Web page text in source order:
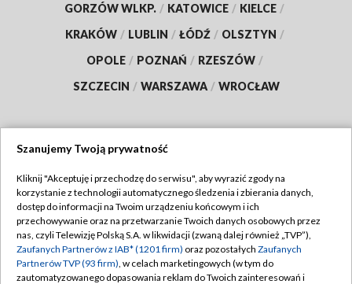
GORZÓW WLKP. / KATOWICE / KIELCE /
KRAKÓW / LUBLIN / ŁÓDŹ / OLSZTYN /
OPOLE / POZNAŃ / RZESZÓW /
SZCZECIN / WARSZAWA / WROCŁAW
TVP
Abonament TVP
Emisja w TVP
Centrum informacji TVP
Regulamin TVP
Polityka prywatności
Moje zgody
Szanujemy Twoją prywatność
Kliknij "Akceptuję i przechodzę do serwisu", aby wyrazić zgody na
korzystanie z technologii automatycznego śledzenia i zbierania danych,
dostęp do informacji na Twoim urządzeniu końcowym i ich
przechowywanie oraz na przetwarzanie Twoich danych osobowych przez
nas, czyli Telewizję Polską S.A. w likwidacji (zwaną dalej również „TVP”),
Zaufanych Partnerów z IAB* (1201 firm) oraz pozostałych Zaufanych
Partnerów TVP (93 firm), w celach marketingowych (w tym do
zautomatyzowanego dopasowania reklam do Twoich zainteresowań i